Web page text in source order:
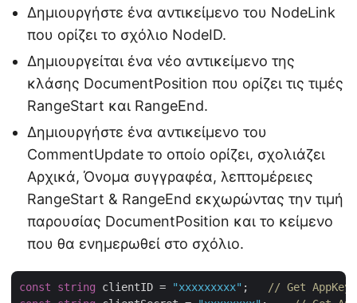
Δημιουργήστε ένα αντικείμενο του NodeLink
που ορίζει το σχόλιο NodeID.
Δημιουργείται ένα νέο αντικείμενο της
κλάσης DocumentPosition που ορίζει τις τιμές
RangeStart και RangeEnd.
Δημιουργήστε ένα αντικείμενο του
CommentUpdate το οποίο ορίζει, σχολιάζει
Αρχικά, Όνομα συγγραφέα, λεπτομέρειες
RangeStart & RangeEnd εκχωρώντας την τιμή
παρουσίας DocumentPosition και το κείμενο
που θα ενημερωθεί στο σχόλιο.
const string clientID = "xxxxxxxxx" ;
// Get